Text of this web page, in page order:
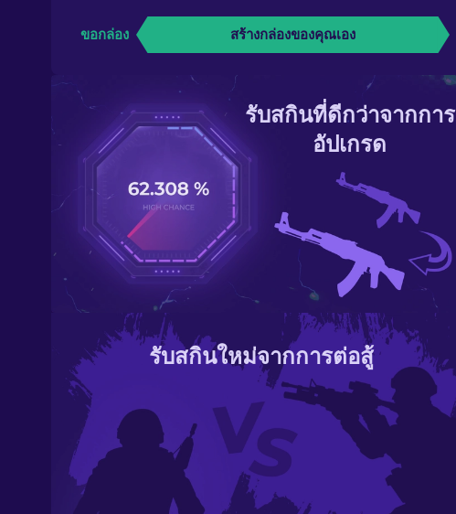
ขอกล่อง สร้างกล่องของคุณเอง
รับสกินที่ดีกว่าจากการ
อัปเกรด
รับสกินใหม่จากการต่อสู้